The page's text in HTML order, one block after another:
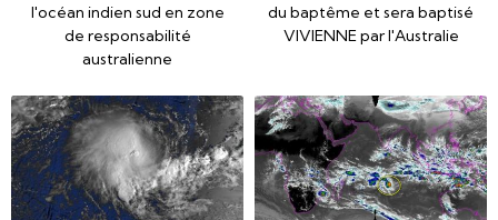
l'océan indien sud en zone
de responsabilité
australienne
du baptême et sera baptisé
VIVIENNE par l'Australie